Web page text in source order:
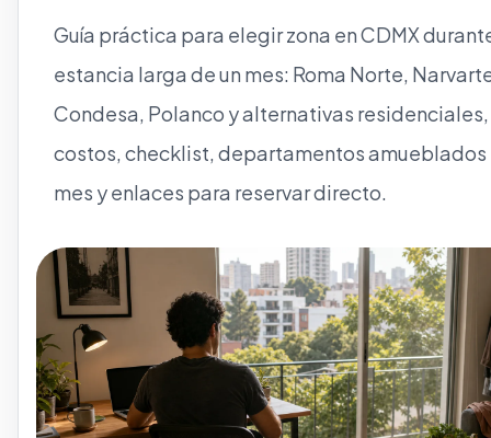
Guía práctica para elegir zona en CDMX
estancia larga de un mes: Roma Norte,
Condesa, Polanco y alternativas
costos, checklist, departamentos amueblados
mes y enlaces para reservar directo.